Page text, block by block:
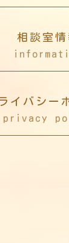
相談室情
イバシー
privacy